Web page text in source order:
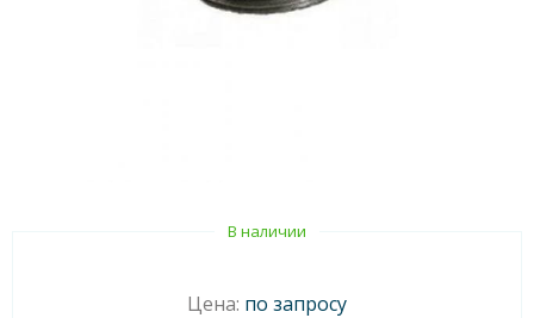
В наличии
Цена: по запросу